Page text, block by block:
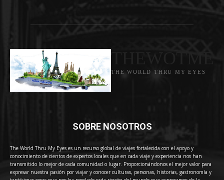
THE WORLD THRU MY EYES
SOBRE NOSOTROS
The World Thru My Eyes es un recurso global de viajes fortalecida con el apoyo y
conocimiento de cientos de expertos locales que en cada viaje y experiencia nos han
transmitido lo mejor de cada comunidad o lugar. Proporcionándonos el mejor valor para
expresar nuestra pasión por viajar y conocer culturas, personas, historias, gastronomía y